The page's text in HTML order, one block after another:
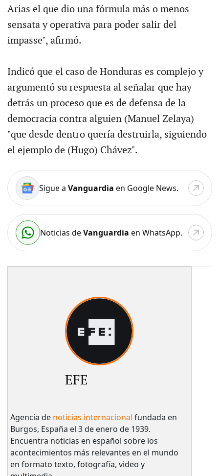
Arias el que dio una fórmula más o menos
sensata y operativa para poder salir del
impasse", afirmó.
Indicó que el caso de Honduras es complejo y
argumentó su respuesta al señalar que hay
detrás un proceso que es de defensa de la
democracia contra alguien (Manuel Zelaya)
"que desde dentro quería destruirla, siguiendo
el ejemplo de (Hugo) Chávez".
Sigue a Vanguardia en Google News.
Noticias deVanguardia en WhatsApp.
EFE
Agencia de noticias internacional fundada en
Burgos, España el 3 de enero de 1939.
Encuentra noticias en español sobre los
acontecimientos más relevantes en el mundo
en formato texto, fotografía, video y